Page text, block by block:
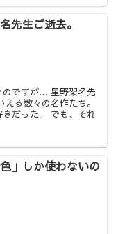
先生ご逝去。
のですが… 星野架名先
る数々の名作たち。
きだった。 でも、それ
」しか使わないの